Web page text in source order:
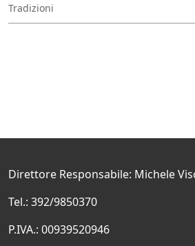
Tradizioni
Direttore Responsabile: Michele
Tel.: 392/9850370
P.IVA.: 00939520946